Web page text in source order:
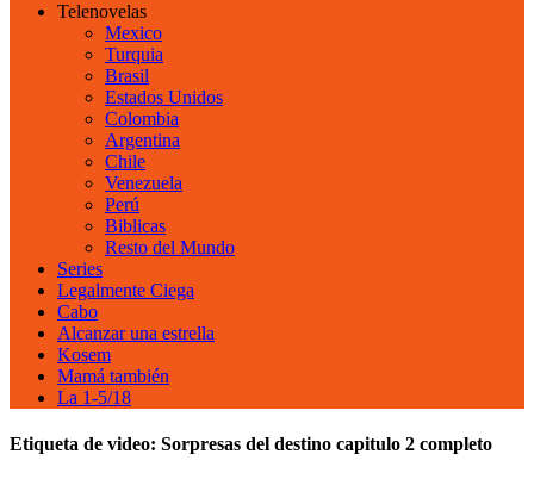
Telenovelas
Mexico
Turquia
Brasil
Estados Unidos
Colombia
Argentina
Chile
Venezuela
Perú
Biblicas
Resto del Mundo
Series
Legalmente Ciega
Cabo
Alcanzar una estrella
Kosem
Mamá también
La 1-5/18
Etiqueta de video: Sorpresas del destino capitulo 2 completo